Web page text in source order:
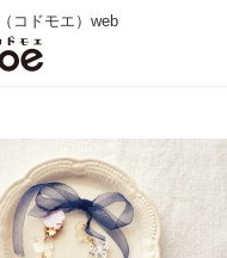
コドモエ）web